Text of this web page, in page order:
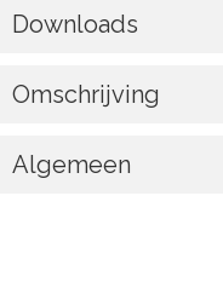
Downloads
Omschrijving
Algemeen